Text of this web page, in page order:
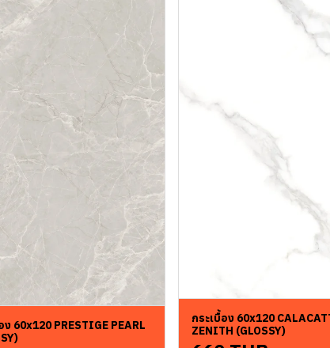
ง 60x120 PRESTIGE PEARL
กระเบื้อง 60x120
ZENITH (GLOSSY)